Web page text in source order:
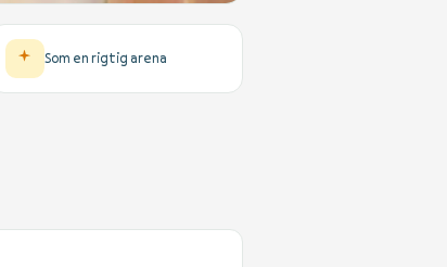
Som en rigtig arena